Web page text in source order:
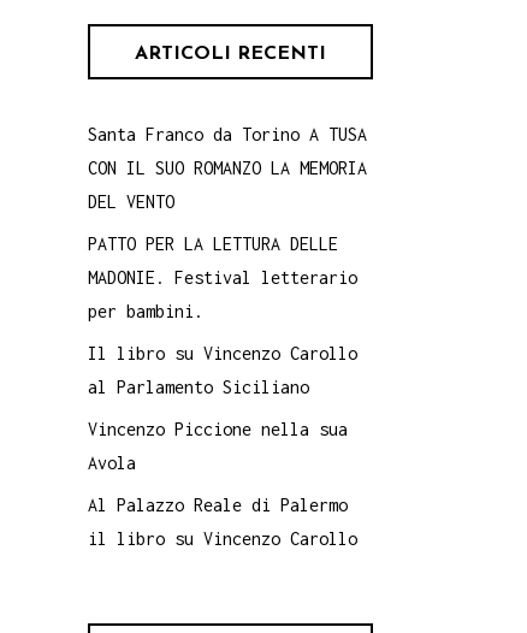
ARTICOLI RECENTI
Santa Franco da Torino A TUSA
CON IL SUO ROMANZO LA MEMORIA
DEL VENTO
PATTO PER LA LETTURA DELLE
MADONIE. Festival letterario
per bambini.
Il libro su Vincenzo Carollo
al Parlamento Siciliano
Vincenzo Piccione nella sua
Avola
Al Palazzo Reale di Palermo
il libro su Vincenzo Carollo